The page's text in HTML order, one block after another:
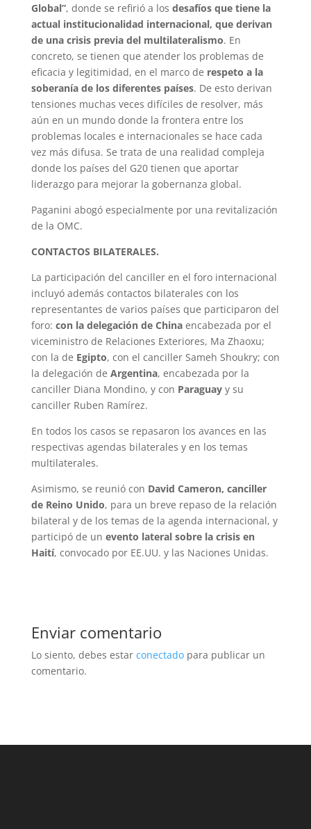
Global”, donde se refirió a los desafíos que tiene la
actual institucionalidad internacional, que derivan
de una crisis previa del multilateralismo. En
concreto, se tienen que atender los problemas de
eficacia y legitimidad, en el marco de respeto a la
soberanía de los diferentes países. De esto derivan
tensiones muchas veces difíciles de resolver, más
aún en un mundo donde la frontera entre los
problemas locales e internacionales se hace cada
vez más difusa. Se trata de una realidad compleja
donde los países del G20 tienen que aportar
liderazgo para mejorar la gobernanza global.
Paganini abogó especialmente por una revitalización
de la OMC.
CONTACTOS BILATERALES.
La participación del canciller en el foro internacional
incluyó además contactos bilaterales con los
representantes de varios países que participaron del
foro: con la delegación de Chinaencabezada por el
viceministro de Relaciones Exteriores, Ma Zhaoxu;
con la de Egipto, con el canciller Sameh Shoukry; con
la delegación de Argentina, encabezada por la
canciller Diana Mondino, y con Paraguayy su
canciller Ruben Ramírez.
En todos los casos se repasaron los avances en las
respectivas agendas bilaterales y en los temas
multilaterales.
Asimismo, se reunió con David Cameron, canciller
de Reino Unido, para un breve repaso de la relación
bilateral y de los temas de la agenda internacional, y
participó de un evento lateral sobre la crisis en
Haití, convocado por EE.UU. y las Naciones Unidas.
Enviar comentario
Lo siento, debes estar conectadopara publicar un
comentario.